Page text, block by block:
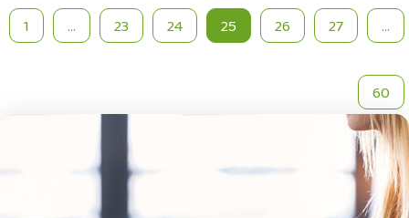
1 ... 23 24 25 26 27 ...
60